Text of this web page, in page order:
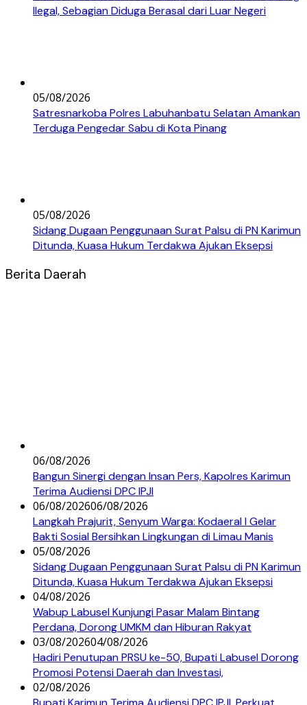
Ilegal, Sebagian Diduga Berasal dari Luar Negeri
05/08/2026
Satresnarkoba Polres Labuhanbatu Selatan Amankan
Terduga Pengedar Sabu di Kota Pinang
05/08/2026
Sidang Dugaan Penggunaan Surat Palsu di PN Karimun
Ditunda, Kuasa Hukum Terdakwa Ajukan Eksepsi
Berita Daerah
06/08/2026
Bangun Sinergi dengan Insan Pers, Kapolres Karimun
Terima Audiensi DPC IPJI
06/08/202606/08/2026
Langkah Prajurit, Senyum Warga: Kodaeral I Gelar
Bakti Sosial Bersihkan Lingkungan di Limau Manis
05/08/2026
Sidang Dugaan Penggunaan Surat Palsu di PN Karimun
Ditunda, Kuasa Hukum Terdakwa Ajukan Eksepsi
04/08/2026
Wabup Labusel Kunjungi Pasar Malam Bintang
Perdana, Dorong UMKM dan Hiburan Rakyat
03/08/202604/08/2026
Hadiri Penutupan PRSU ke-50, Bupati Labusel Dorong
Promosi Potensi Daerah dan Investasi,
02/08/2026